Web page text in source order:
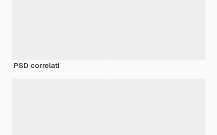
PSD correlati